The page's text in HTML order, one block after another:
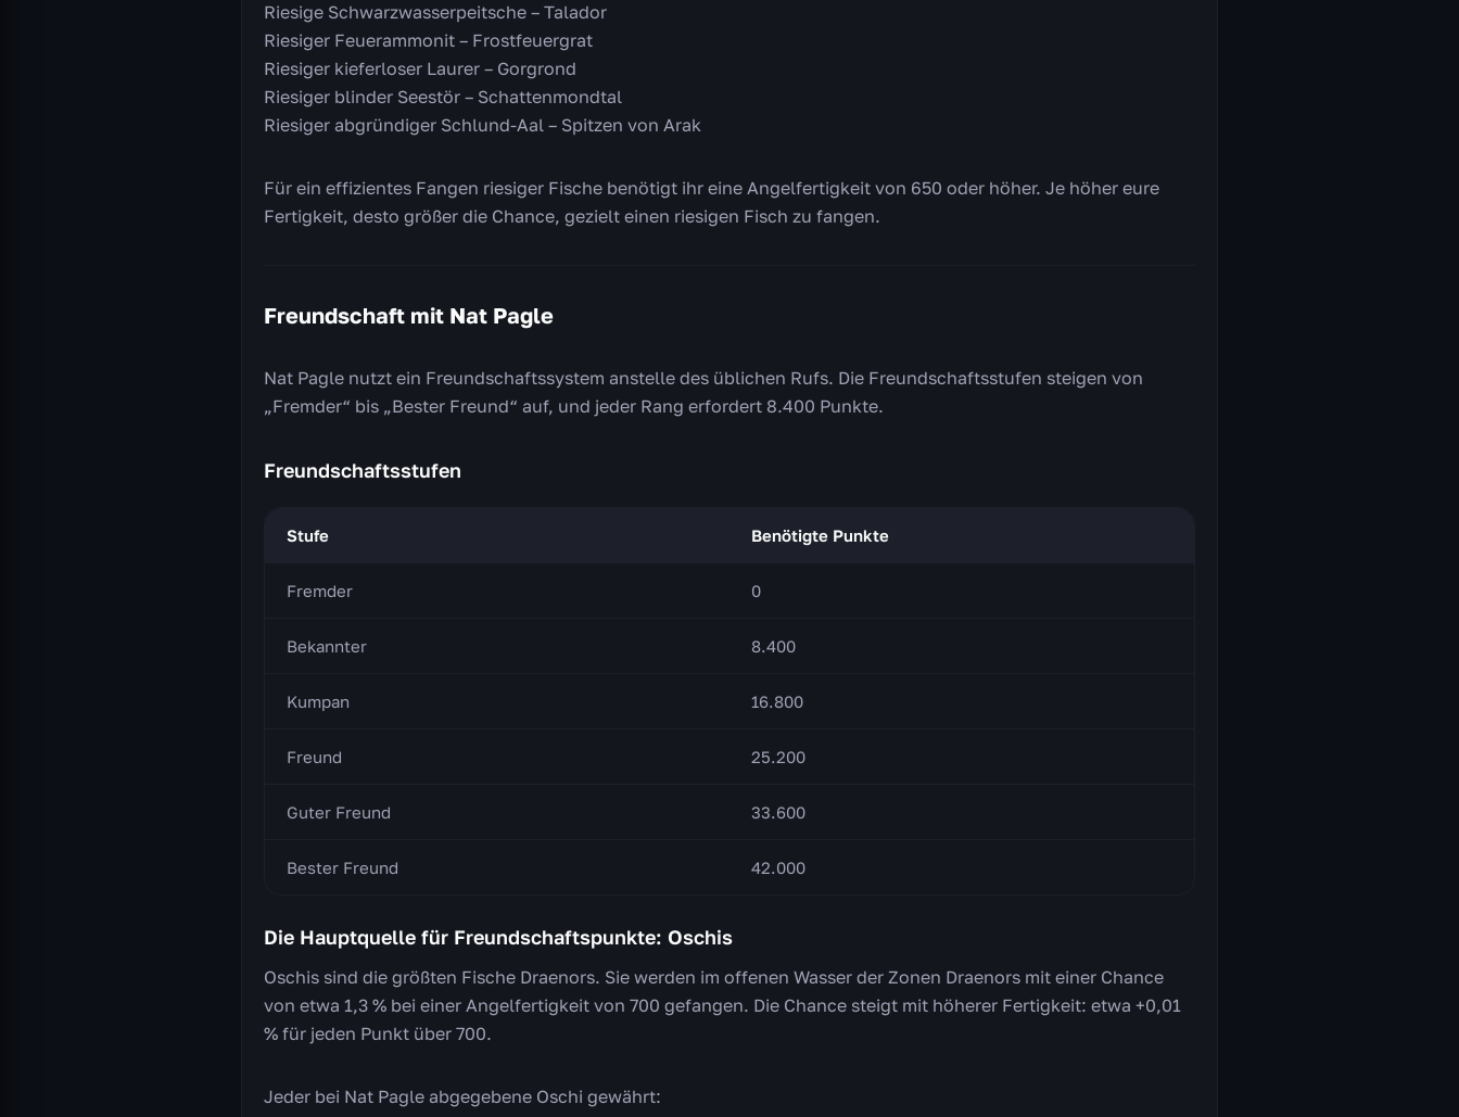
Riesige Schwarzwasserpeitsche – Talador
Riesiger Feuerammonit – Frostfeuergrat
Riesiger kieferloser Laurer – Gorgrond
Riesiger blinder Seestör – Schattenmondtal
Riesiger abgründiger Schlund-Aal – Spitzen von Arak
Für ein effizientes Fangen riesiger Fische benötigt ihr eine Angelfertigkeit von 650 oder höher. Je höher eure
Fertigkeit, desto größer die Chance, gezielt einen riesigen Fisch zu fangen.
Freundschaft mit Nat Pagle
Nat Pagle nutzt ein Freundschaftssystem anstelle des üblichen Rufs. Die Freundschaftsstufen steigen von
„Fremder“ bis „Bester Freund“ auf, und jeder Rang erfordert 8.400 Punkte.
Freundschaftsstufen
Stufe Benötigte Punkte
Fremder 0
Bekannter 8.400
Kumpan 16.800
Freund 25.200
Guter Freund 33.600
Bester Freund 42.000
Die Hauptquelle für Freundschaftspunkte: Oschis
Oschis sind die größten Fische Draenors. Sie werden im offenen Wasser der Zonen Draenors mit einer Chance
von etwa 1,3 % bei einer Angelfertigkeit von 700 gefangen. Die Chance steigt mit höherer Fertigkeit: etwa +0,01
% für jeden Punkt über 700.
Jeder bei Nat Pagle abgegebene Oschi gewährt: